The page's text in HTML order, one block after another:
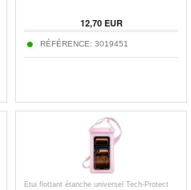
12,70EUR
RÉFÉRENCE: 3019451
Étui flottant étanche universel Tech-Protect